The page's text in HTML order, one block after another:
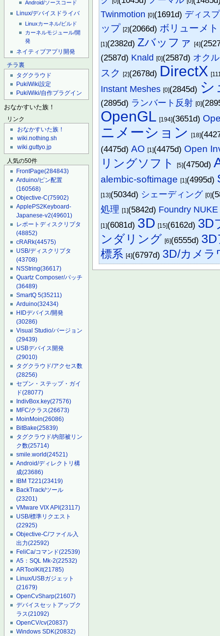
Android/ソースコード
Linux/デバイスドライバ
Linuxカーネル/ビルド
カーネルモジュール/開
発
ネイティブアプリ開発
チラ裏
タグクラウド
PukiWiki設定
PukiWiki/自作プラグイン
おなかすいた族！
リンク
おなかすいた族！
wiki.nothing.sh
wiki.guttyo.jp
人気の50件
FrontPage(284843)
Arduino/ピン配置
(160568)
Objective-C(75902)
ApplePS2Keyboard-
Japanese-v2(49601)
レポートディスクリプタ
(48852)
cRARk(44575)
USB/ディスクリプタ
(43708)
NSString(36617)
Quartz Composer/パッチ
(36489)
SmartQ 5(35211)
Arduino(32434)
HIDデバイス/開発
(30286)
Visual Studio/バージョン
(29439)
USBデバイス開発
(29010)
タグクラウド/アクセス数
(28256)
セブン・ステップ・ガイ
ド(28077)
IndivBox.key(27576)
MFC/クラス(26673)
MoinMoin(26086)
BitBake(25839)
タグクラウド/内部被リン
ク数(25714)
smile.world(24521)
Android/ディレクトリ構
成(23686)
IBM T221(23419)
BackTrack/ツール
(23201)
VMware VIX API(23117)
USB/標準リクエスト
(22925)
Objective-C/ファイル入
出力(22592)
FeliCa/コマンド(22539)
A5：SQL Mk-2(22532)
ARToolKit(21785)
Linux/USBガジェット
(21679)
OpenCvSharp(21607)
デバイスセットアップク
ラス(21092)
OpenCV/cv(20837)
Windows SDK(20832)
Twinmotion [0](1691d) ディス
ップ [2](2066d) ボリューメ
[1](2382d)Zバッファ [4]
(2587d) Knald [0](2587d) オク
スク [2](2678d) DirectX
Instant Meshes [0](2845d) シ
(2895d) ランバート反射 [0]
OpenGL [194](3651d)
ニメーション [18]
(4475d)AO [1](4475d) Open
リングソフト [5](4750d)
alembic-softimage [1](4995d)
[13](5034d) シェーディング [0]
処理 [1](5842d) Foundry NUKE
[1](6081d) 3D [15](6162d) 3D
ンダリング [6](6555d)
標系 [4](6797d) 3D/カメラ